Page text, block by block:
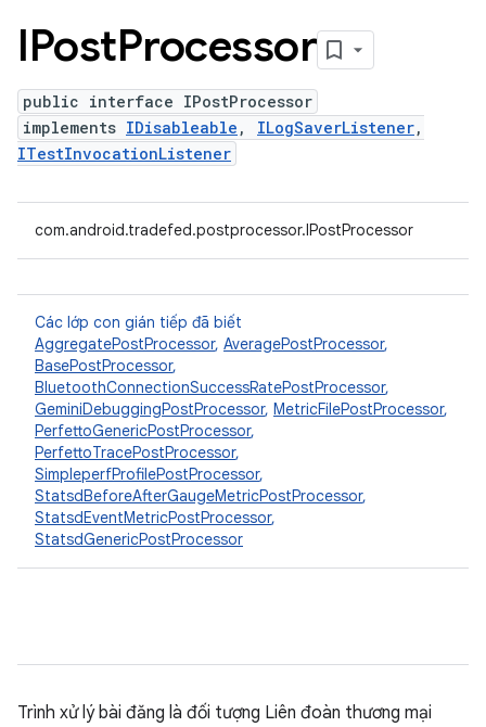
IPostProcessor
public interface IPostProcessor
implements IDisableable , ILogSaverListener,
ITestInvocationListener
com.android.tradefed.postprocessor.IPostProcessor
Các lớp con gián tiếp đã biết
AggregatePostProcessor, AveragePostProcessor,
BasePostProcessor,
BluetoothConnectionSuccessRatePostProcessor,
GeminiDebuggingPostProcessor, MetricFilePostProcessor,
PerfettoGenericPostProcessor,
PerfettoTracePostProcessor,
SimpleperfProfilePostProcessor,
StatsdBeforeAfterGaugeMetricPostProcessor,
StatsdEventMetricPostProcessor,
StatsdGenericPostProcessor
Trình xử lý bài đăng là đối tượng Liên đoàn thương mại